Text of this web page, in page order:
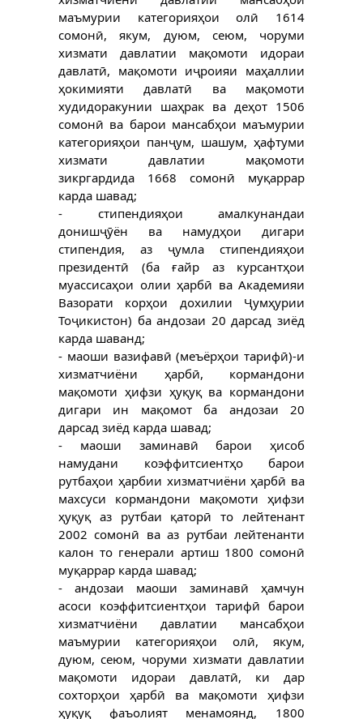
маъмурии категорияҳои олӣ 1614
сомонӣ, якум, дуюм, сеюм, чоруми
хизмати давлатии мақомоти идораи
давлатӣ, мақомоти иҷроияи маҳаллии
ҳокимияти давлатӣ ва мақомоти
худидоракунии шаҳрак ва деҳот 1506
сомонӣ ва барои мансабҳои маъмурии
категорияҳои панҷум, шашум, ҳафтуми
хизмати давлатии мақомоти
зикргардида 1668 сомонӣ муқаррар
карда шавад;
- стипендияҳои амалкунандаи
донишҷӯён ва намудҳои дигари
стипендия, аз ҷумла стипендияҳои
президентӣ (ба ғайр аз курсантҳои
муассисаҳои олии ҳарбӣ ва Академияи
Вазорати корҳои дохилии Ҷумҳурии
Тоҷикистон) ба андозаи 20 дарсад зиёд
карда шаванд;
- маоши вазифавӣ (меъёрҳои тарифӣ)-и
хизматчиёни ҳарбӣ, кормандони
мақомоти ҳифзи ҳуқуқ ва кормандони
дигари ин мақомот ба андозаи 20
дарсад зиёд карда шавад;
- маоши заминавӣ барои ҳисоб
намудани коэффитсиентҳо барои
рутбаҳои ҳарбии хизматчиёни ҳарбӣ ва
махсуси кормандони мақомоти ҳифзи
ҳуқуқ аз рутбаи қаторӣ то лейтенант
2002 сомонӣ ва аз рутбаи лейтенанти
калон то генерали артиш 1800 сомонӣ
муқаррар карда шавад;
- андозаи маоши заминавӣ ҳамчун
асоси коэффитсиентҳои тарифӣ барои
хизматчиёни давлатии мансабҳои
маъмурии категорияҳои олӣ, якум,
дуюм, сеюм, чоруми хизмати давлатии
мақомоти идораи давлатӣ, ки дар
сохторҳои ҳарбӣ ва мақомоти ҳифзи
ҳуқуқ фаъолият менамоянд, 1800